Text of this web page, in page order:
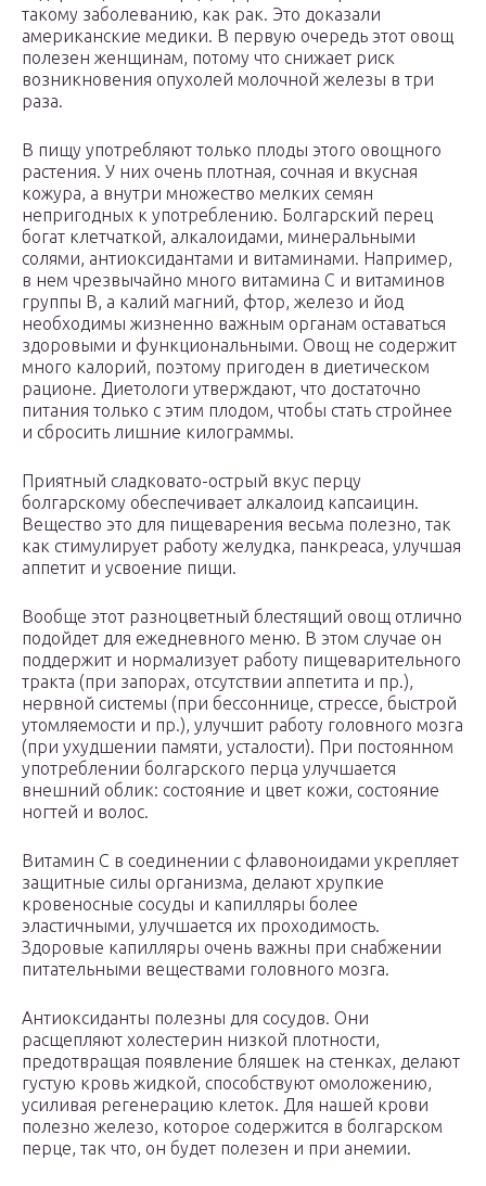
такому заболеванию, как рак. Это доказали
американские медики. В первую очередь этот овощ
полезен женщинам, потому что снижает риск
возникновения опухолей молочной железы в три
раза.
В пищу употребляют только плоды этого овощного
растения. У них очень плотная, сочная и вкусная
кожура, а внутри множество мелких семян
непригодных к употреблению. Болгарский перец
богат клетчаткой, алкалоидами, минеральными
солями, антиоксидантами и витаминами. Например,
в нем чрезвычайно много витамина С и витаминов
группы В, а калий магний, фтор, железо и йод
необходимы жизненно важным органам оставаться
здоровыми и функциональными. Овощ не содержит
много калорий, поэтому пригоден в диетическом
рационе. Диетологи утверждают, что достаточно
питания только с этим плодом, чтобы стать стройнее
и сбросить лишние килограммы.
Приятный сладковато-острый вкус перцу
болгарскому обеспечивает алкалоид капсаицин.
Вещество это для пищеварения весьма полезно, так
как стимулирует работу желудка, панкреаса, улучшая
аппетит и усвоение пищи.
Вообще этот разноцветный блестящий овощ отлично
подойдет для ежедневного меню. В этом случае он
поддержит и нормализует работу пищеварительного
тракта (при запорах, отсутствии аппетита и пр.),
нервной системы (при бессоннице, стрессе, быстрой
утомляемости и пр.), улучшит работу головного мозга
(при ухудшении памяти, усталости). При постоянном
употреблении болгарского перца улучшается
внешний облик: состояние и цвет кожи, состояние
ногтей и волос.
Витамин С в соединении с флавоноидами укрепляет
защитные силы организма, делают хрупкие
кровеносные сосуды и капилляры более
эластичными, улучшается их проходимость.
Здоровые капилляры очень важны при снабжении
питательными веществами головного мозга.
Антиоксиданты полезны для сосудов. Они
расщепляют холестерин низкой плотности,
предотвращая появление бляшек на стенках, делают
густую кровь жидкой, способствуют омоложению,
усиливая регенерацию клеток. Для нашей крови
полезно железо, которое содержится в болгарском
перце, так что, он будет полезен и при анемии.